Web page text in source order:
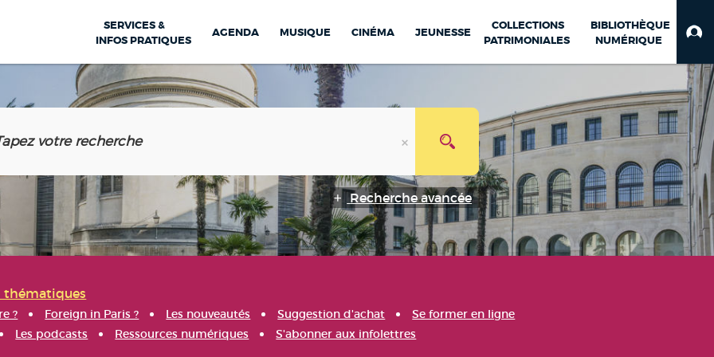
SERVICES &
INFOS PRATIQUES
AGENDA MUSIQUE CINÉMA JEUNESSE
COLLECTIONS
PATRIMONIALES
BIBLIOTHÈQUE
NUMÉRIQUE
Recherche avancée
thématiques
? Foreign in Paris ? Les nouveautés Suggestion d'achat
Se former en ligne
Les podcasts
Ressources numériques S'abonner aux infolettres